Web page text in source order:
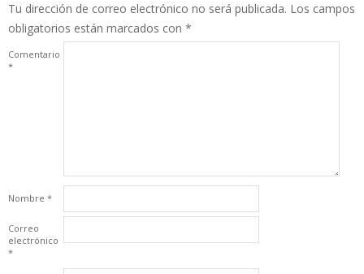
Tu dirección de correo electrónico no será publicada. Los campos
obligatorios están marcados con *
Comentario
*
Nombre *
Correo
electrónico
*